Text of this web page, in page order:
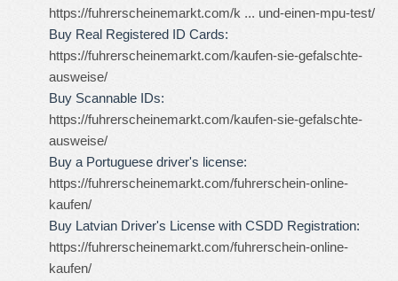
https://fuhrerscheinemarkt.com/k ... und-einen-mpu-test/
Buy Real Registered ID Cards:
https://fuhrerscheinemarkt.com/kaufen-sie-gefalschte-
ausweise/
Buy Scannable IDs:
https://fuhrerscheinemarkt.com/kaufen-sie-gefalschte-
ausweise/
Buy a Portuguese driver's license:
https://fuhrerscheinemarkt.com/fuhrerschein-online-
kaufen/
Buy Latvian Driver's License with CSDD Registration:
https://fuhrerscheinemarkt.com/fuhrerschein-online-
kaufen/